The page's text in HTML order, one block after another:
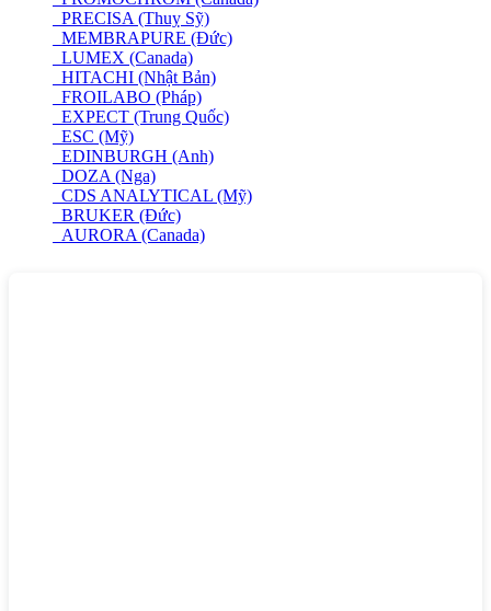
PRECISA (Thuỵ Sỹ)
MEMBRAPURE (Đức)
LUMEX (Canada)
HITACHI (Nhật Bản)
FROILABO (Pháp)
EXPECT (Trung Quốc)
ESC (Mỹ)
EDINBURGH (Anh)
DOZA (Nga)
CDS ANALYTICAL (Mỹ)
BRUKER (Đức)
AURORA (Canada)